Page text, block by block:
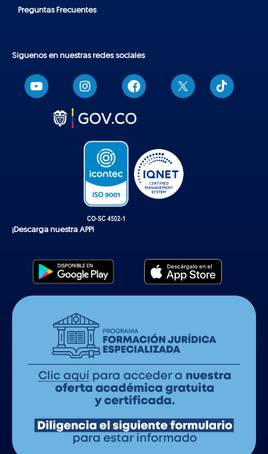
Preguntas Frecuentes
Síguenos en nuestras redes sociales
T
i
k
¡Descarga nuestra APP!